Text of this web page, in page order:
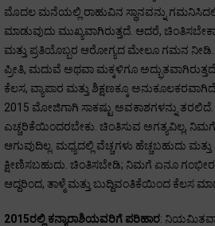
ಮೊದಲ ಮನೆಯಲ್ಲಿ ರಾಹುವಿನ ಸ್ಥಾನವನ್ನು ಗಮನಿಸಿದಲ್ಲಿ
ಮಾಡುವುದು ಮುಖ್ಯವಾಗಿರುತ್ತದೆ. ಆದರೆ,
ಮತ್ತು ಪ್ರತಿಯೊಬ್ಬರ ಆರೋಗ್ಯದ ಮೇಲೂ ಗಮನ
ಪ್ರೀತಿ, ಮದುವೆ ಅಥವಾ ಮಕ್ಕಳಿಗೂ
ಕೆಲಸ, ವ್ಯಾಪಾರ ಮತ್ತು ಶಿಕ್ಷಣಕ್ಕೂ
2015 ಮೋಜಿಗಾಗಿ ಸಾಕಷ್ಟು ಅವಕಾಶಗಳನ್ನು ತರಲಿದೆ.
ಎಚ್ಚರಿಕೆಯಿಂದರಬೇಕು. ಚಿಂತಿಸುವ ಅಗತ್ಯವಿಲ್ಲ,
ಆಗುವುದಿಲ್ಲ. ಮಧ್ಯದಲ್ಲಿ ವೆಚ್ಚಗಳು ಹೆಚ್ಚಬಹುದು
ಕ್ಷೀಣಿಸಬಹುದು. ಚಿಂತಿಸಬೇಡಿ; ನಿಮಗೆ ಏನೂ
ಆದ್ದರಿಂದ, ತಾಳ್ಮೆ ಮತ್ತು ಬುದ್ದಿವಂತಿಕೆಯಿಂದ ಕೆಲಸ
2015ರಲ್ಲಿ ಕನ್ಯಾರಾಶಿಯವರಿಗೆ ಪರಿಹಾರ: